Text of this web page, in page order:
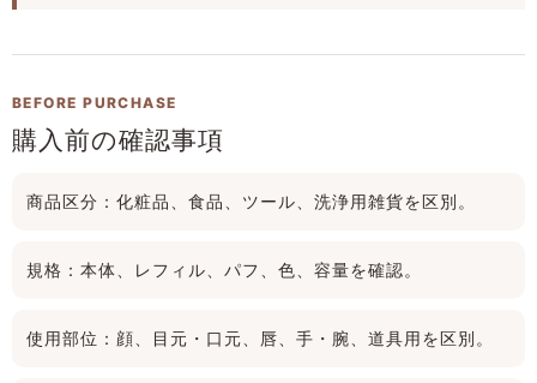
BEFORE PURCHASE
購入前の確認事項
商品区分： 化粧品、食品、ツール、洗浄用雑貨を区別。
規格： 本体、レフィル、パフ、色、容量を確認。
使用部位： 顔、目元・口元、唇、手・腕、道具用を区別。